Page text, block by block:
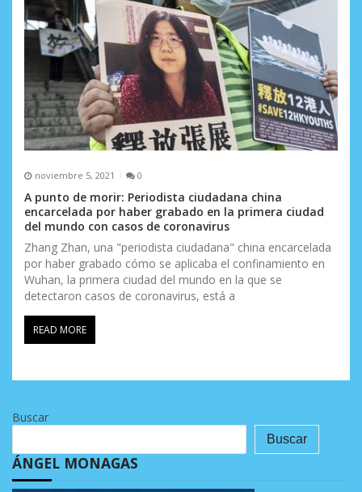
noviembre 5, 2021 0
A punto de morir: Periodista ciudadana china
encarcelada por haber grabado en la primera ciudad
del mundo con casos de coronavirus
Zhang Zhan, una "periodista ciudadana" china encarcelada
por haber grabado cómo se aplicaba el confinamiento en
Wuhan, la primera ciudad del mundo en la que se
detectaron casos de coronavirus, está a
READ MORE
Buscar
Buscar
ÁNGEL MONAGAS